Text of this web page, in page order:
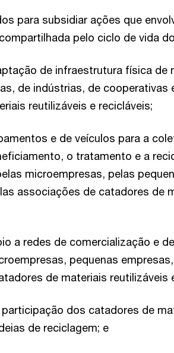
para subsidiar ações que
pelo ciclo de vida
de infraestrutura física de
de indústrias, de cooperativas
reutilizáveis e recicláveis;
e de veículos para a
o tratamento e a
microempresas, pelas
associações de catadores de
a redes de comercialização e
pequenas
de materiais reutilizáveis
dos catadores de
de reciclagem; e